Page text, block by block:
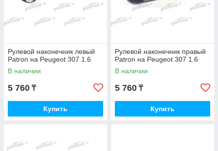
Рулевой наконечник левый
Patron на Peugeot 307 1.6
В наличии
5 760 ₸
Купить
Рулевой наконечник правый
Patron на Peugeot 307 1.6
В наличии
5 760 ₸
Купить